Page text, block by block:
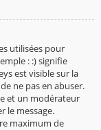
utilisées pour
: :) signifie
est visible sur la
ne pas en abuser.
et un modérateur
le message.
maximum de